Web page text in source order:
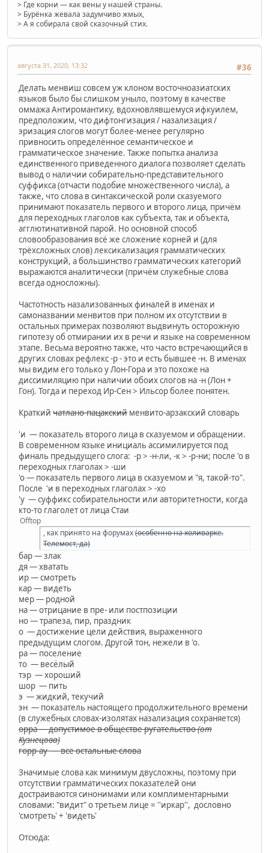
> Где корни — как вены у нашей страны.
> Бурёнка жевала задумчиво жмых,
> А я собирала свой сказочный стих.
#36
августа 31, 2020, 13:32
Делать менвиш совсем уж клоном восточноазиатских
языков было бы слишком уныло, поэтому в качестве
оммажа Антиромантику, вдохновлявшемуся ифкуилем,
предположим, что дифтонгизация / назализация /
эризация слогов могут более-менее регулярно
привносить определённое семантическое и
грамматическое значение. Также попытка анализа
единственного приведенного диалога позволяет сделать
вывод о наличии собирательно-представительного
суффикса (отчасти подобие множественного числа), а
также, что слова в синтаксической роли сказуемого
принимают показатель первого и второго лица, причём
для переходных глаголов как субъекта, так и объекта,
агглютинативной парой. Но основной способ
словообразования всё же сложение корней и (для
трёхсложных слов) лексикализация грамматических
конструкций, а большинство грамматических категорий
выражаются аналитически (причём служебные слова
всегда односложны).
Частотность назализованных финалей в именах и
самоназвании менвитов при полном их отсутствии в
остальных примерах позволяют выдвинуть осторожную
гипотезу об отмирании их в речи и языке на современном
этапе. Весьма вероятно также, что часто встречающийся в
других словах рефлекс -р - это и есть бывшее -н. В именах
мы видим его только у Лон-Гора и это похоже на
диссимиляцию при наличии обоих слогов на -н (Лон +
Гон). Тогда и переход Ир-Сен > Ильсор более понятен.
Краткий чатлано-пацакский менвито-арзакский словарь
'и — показатель второго лица в сказуемом и обращении.
В современном языке инициаль ассимилируется под
финаль предыдущего слога: -р > -н-ли, -к > -р-ни; после 'о в
переходных глаголах > -ши
'о — показатель первого лица в сказуемом и "я, такой-то".
После 'и в переходных глаголах > -хо
'у — суффикс собирательности или авторитетности, когда
кто-то глаголет от лица Стаи
Offtop
, как принято на форумах(особенно на холиварке.
Телемост, да)
бар — злак
дя — хватать
ир — смотреть
кар — видеть
мер — родной
на — отрицание в пре- или постпозиции
но — трапеза, пир, праздник
о — достижение цели действия, выраженного
предыдущим слогом. Другой тон, нежели в 'о.
ра — поселение
то — весёлый
тэр — хороший
шор — пить
э — жидкий, текучий
эн — показатель настоящего продолжительного времени
(в служебных словах-изолятах назализация сохраняется)
орра — допустимое в обществе ругательство(от
Кузнецова)
горр-ау — все остальные слова
Значимые слова как минимум двусложны, поэтому при
отсутствии грамматических показателей они
достраиваются синонимами или комплиментарными
словами: "видит" о третьем лице = ''иркар'', дословно
'смотреть' + 'видеть'
Отсюда: